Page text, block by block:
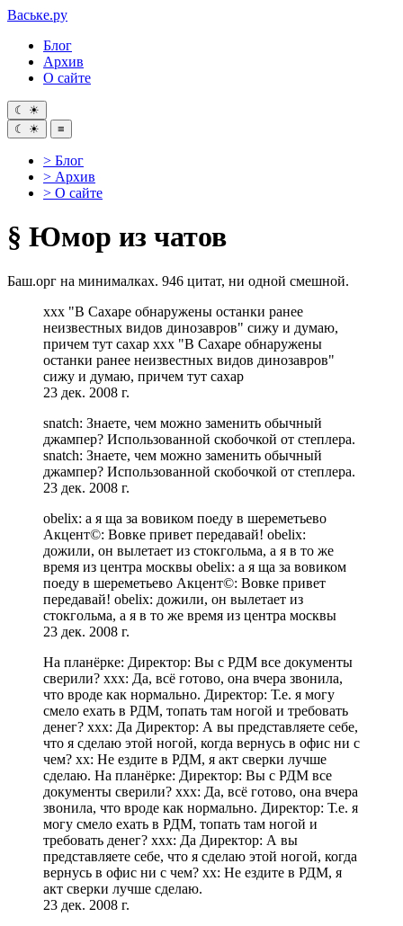
Ваське.ру
Блог
Архив
О сайте
☾
☀
☾
☀ ≡
> Блог
> Архив
> О сайте
§ Юмор из чатов
Баш.орг на минималках. 946 цитат, ни одной смешной.
xxx "В Сахаре обнаружены останки ранее
неизвестных видов динозавров" сижу и думаю,
причем тут сахар xxx "В Сахаре обнаружены
останки ранее неизвестных видов динозавров"
сижу и думаю, причем тут сахар
23 дек. 2008 г.
snatch: Знаете, чем можно заменить обычный
джампер? Использованной скобочкой от степлера.
snatch: Знаете, чем можно заменить обычный
джампер? Использованной скобочкой от степлера.
23 дек. 2008 г.
obelix: а я ща за вовиком поеду в шереметьево
Aкцент©: Вовке привет передавай! obelix:
дожили, он вылетает из стокгольма, а я в то же
время из центра москвы obelix: а я ща за вовиком
поеду в шереметьево Aкцент©: Вовке привет
передавай! obelix: дожили, он вылетает из
стокгольма, а я в то же время из центра москвы
23 дек. 2008 г.
На планёрке: Директор: Вы с РДМ все документы
сверили? xxx: Да, всё готово, она вчера звонила,
что вроде как нормально. Директор: Т.е. я могу
смело ехать в РДМ, топать там ногой и требовать
денег? xxx: Да Директор: А вы представляете себе,
что я сделаю этой ногой, когда вернусь в офис ни с
чем? xx: Не ездите в РДМ, я акт сверки лучше
сделаю. На планёрке: Директор: Вы с РДМ все
документы сверили? xxx: Да, всё готово, она вчера
звонила, что вроде как нормально. Директор: Т.е. я
могу смело ехать в РДМ, топать там ногой и
требовать денег? xxx: Да Директор: А вы
представляете себе, что я сделаю этой ногой, когда
вернусь в офис ни с чем? xx: Не ездите в РДМ, я
акт сверки лучше сделаю.
23 дек. 2008 г.